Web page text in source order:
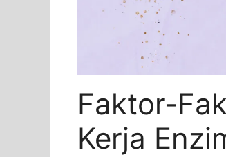
Faktor-
Kerja